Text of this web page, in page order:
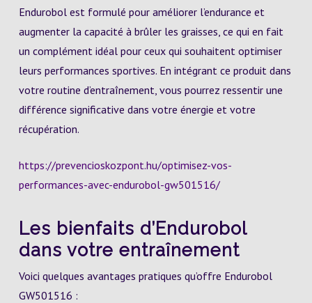
Endurobol est formulé pour améliorer l’endurance et
augmenter la capacité à brûler les graisses, ce qui en fait
un complément idéal pour ceux qui souhaitent optimiser
leurs performances sportives. En intégrant ce produit dans
votre routine d’entraînement, vous pourrez ressentir une
différence significative dans votre énergie et votre
récupération.
https://prevencioskozpont.hu/optimisez-vos-
performances-avec-endurobol-gw501516/
Les bienfaits d’Endurobol
dans votre entraînement
Voici quelques avantages pratiques qu’offre Endurobol
GW501516 :